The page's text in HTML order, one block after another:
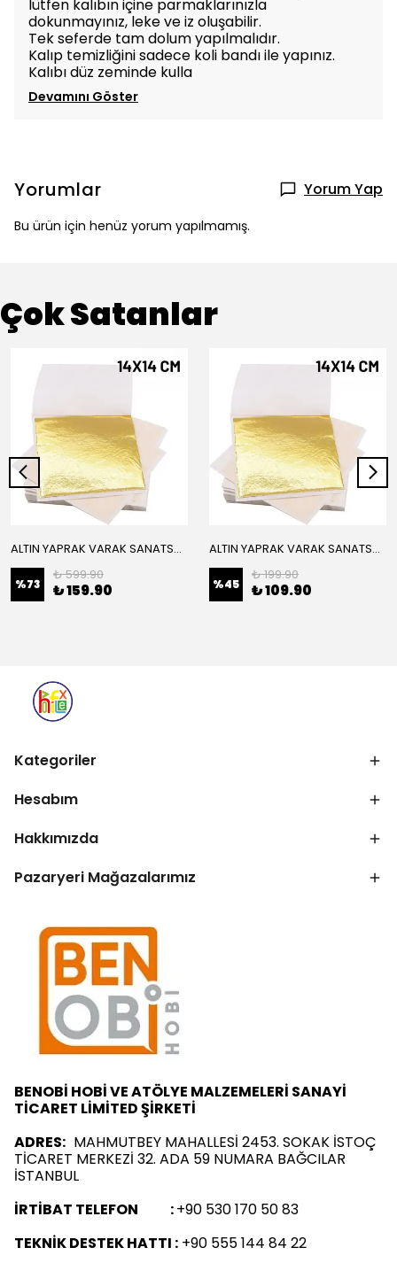
lütfen kalıbın içine parmaklarınızla
dokunmayınız, leke ve iz oluşabilir.
Tek seferde tam dolum yapılmalıdır.
Kalıp temizliğini sadece koli bandı ile yapınız.
Kalıbı düz zeminde kulla
Devamını Göster
Yorumlar Yorum Yap
Bu ürün için henüz yorum yapılmamış.
Çok Satanlar
ALTIN YAPRAK VARAK SANATSAL BÜYÜK BOY FOLYO EPOKSİ REÇİNE NAİL ART 16 ADET 14X14 CM ALTIN RENK
%73
₺ 599.90
₺ 159.90
ALTIN YAPRAK VARAK SANATSAL BÜYÜK BOY FOLYO EPOKSİ REÇİNE NAİL ART 8 ADET ALTIN RENK 14X14 CM
%45
₺ 199.90
₺ 109.90
Kategoriler
Hesabım
Hakkımızda
Pazaryeri Mağazalarımız
BENOBİ HOBİ VE ATÖLYE MALZEMELERİ SANAYİ
TİCARET LİMİTED ŞİRKETİ
ADRES: MAHMUTBEY MAHALLESİ 2453. SOKAK İSTOÇ
TİCARET MERKEZİ 32. ADA 59 NUMARA BAĞCILAR
İSTANBUL
İRTİBAT TELEFON :+90 530 170 50 83
TEKNİK DESTEK HATTI : +90 555 144 84 22